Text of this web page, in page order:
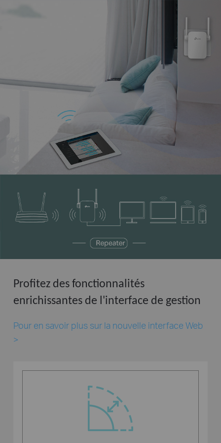
Profitez des fonctionnalités
enrichissantes de l'interface de gestion
Pour en savoir plus sur la nouvelle interface Web
>